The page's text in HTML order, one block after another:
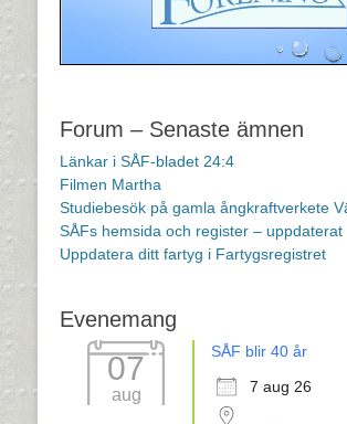
Forum – Senaste ämnen
Länkar i SÅF-bladet 24:4
Filmen Martha
Studiebesök på gamla ångkraftverkete
SÅFs hemsida och register – uppdaterat
Uppdatera ditt fartyg i Fartygsregistret
Evenemang
07
aug
SÅF blir 40 år
7 aug 26